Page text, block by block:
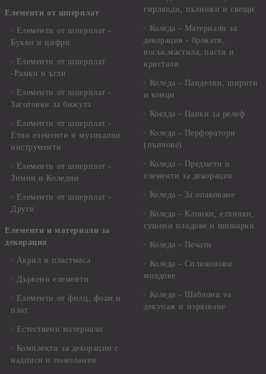
Елементи от шперплат
Елементи от шперплат -
Букви и цифри
Елементи от шперплат
-Рамки и ъгли
Елементи от шперплат -
Заготовки за бижута
Елементи от шперплат -
Етно елементи и музикални
инструменти
Елементи от шперплат -
Зимни и Коледни
Елементи от шперплат -
Други
Елементи и материали за
декорация
Акрил и пластмаса
Дървени елементи
Елементи от филц, фоам и
плат
Естествени материали
Комплекти за декорации с
надписи и пожелания
гирлянди, пълнежи и свещи
Коледа - Материали за
декорация - брокати,
восък,мастила, пасти и
кристали
Коледа - Панделки, ширити
и конци
Коелда - Папки за релеф
Коледа - Перфоратори
(пънчове)
Коледа - Предмети и
елементи за декорация
Коледа - За опаковане
Коледа - Kлонки, елхички,
сушени плодове и шишарки
Коледа - Печати
Коледа - Силиконови
молдове
Коледа - Шаблони за
декупаж и изрязване